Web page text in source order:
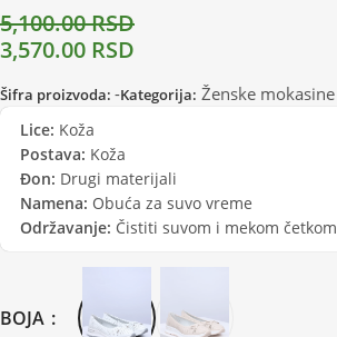
5,100.00RSD
3,570.00 RSD
Šifra proizvoda: -Kategorija: Ženske mokasine
Lice: Koža
Postava: Koža
Đon: Drugi materijali
Namena: Obuća za suvo vreme
Održavanje: Čistiti suvom i mekom četkom
BOJA